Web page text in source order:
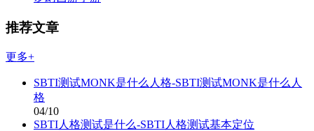
推荐文章
更多+
SBTI测试MONK是什么人格-SBTI测试MONK是什么人
格
04/10
SBTI人格测试是什么-SBTI人格测试基本定位